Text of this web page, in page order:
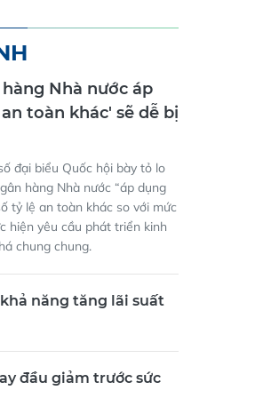
Nhà nước áp
toàn khác' sẽ dễ bị
đại biểu Quốc hội bày tỏ lo
hàng Nhà nước “áp dụng
tỷ lệ an toàn khác so với mức
hiện yêu cầu phát triển kinh
chung chung.
khả năng tăng lãi suất
đầu giảm trước sức